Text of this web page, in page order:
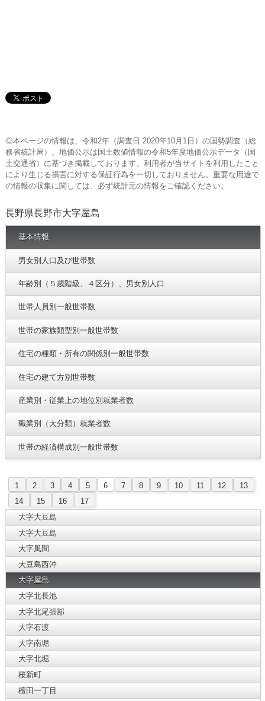
◎本ページの情報は、令和2年（調査日 2020年10月1日）の国勢調査（総
務省統計局）、地価公示は国土数値情報の令和5年度地価公示データ（国
土交通省）に基づき掲載しております。利用者が当サイトを利用したこと
により生じる損害に対する保証行為を一切しておりません。重要な用途で
の情報の収集に関しては、必ず統計元の情報をご確認ください。
長野県長野市大字屋島
基本情報
男女別人口及び世帯数
年齢別（５歳階級、４区分）、男女別人口
世帯人員別一般世帯数
世帯の家族類型別一般世帯数
住宅の種類・所有の関係別一般世帯数
住宅の建て方別世帯数
産業別・従業上の地位別就業者数
職業別（大分類）就業者数
世帯の経済構成別一般世帯数
1 2 3 4 5 6 7 8 9 10 11 12
13
14
15 16
17
大字大豆島
大字大豆島
大字風間
大豆島西沖
大字屋島
大字北長池
大字北尾張部
大字石渡
大字南堀
大字北堀
桜新町
檀田一丁目